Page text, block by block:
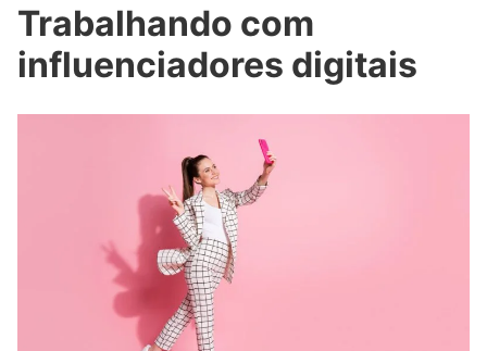
Trabalhando com
influenciadores digitais